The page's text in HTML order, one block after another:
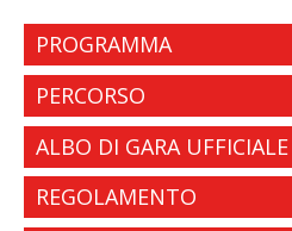
PROGRAMMA
PERCORSO
ALBO DI GARA UFFICIALE
REGOLAMENTO